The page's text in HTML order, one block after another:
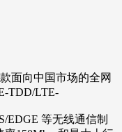
面向中国市场的全网
TDD/LTE-
EDGE 等无线通信制